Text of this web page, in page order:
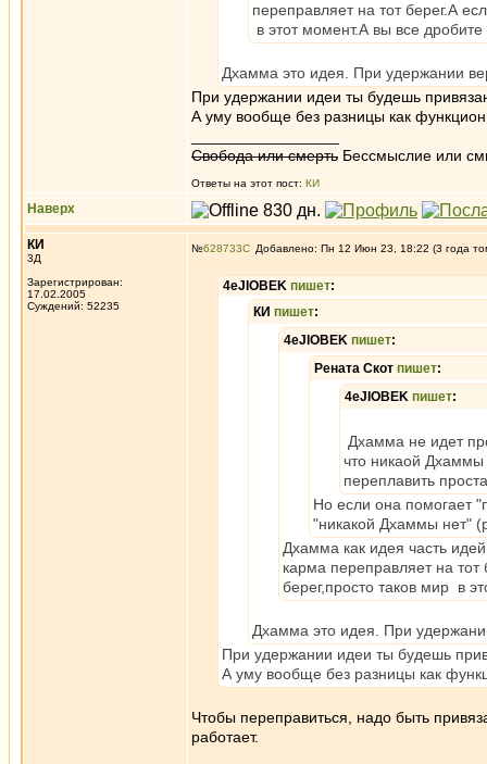
переправляет на тот берег.А
в этот момент.А вы все дробите
Дхамма это идея. При удержании
При удержании идеи ты будешь
А уму вообще без разницы как
Свобода или смерть Бессмыслие или
Ответы на этот пост: КИ
Наверх
КИ
3Д
Зарегистрирован:
17.02.2005
Суждений: 52235
№628733 Добавлено: Пн 12 Июн 23, 18:22 (3 года
4eJIOBEK пишет:
КИ пишет:
4eJIOBEK пишет:
Рената Скот пишет:
4eJIOBEK пишет:
Дхамма не идет
что никаой Дхаммы
переплавить
Но если она помогает
"никакой Дхаммы нет"
Дхамма как идея часть
карма переправляет на
берег,просто таков мир в
Дхамма это идея. При
При удержании идеи ты будешь
А уму вообще без разницы как
Чтобы переправиться, надо быть
работает.